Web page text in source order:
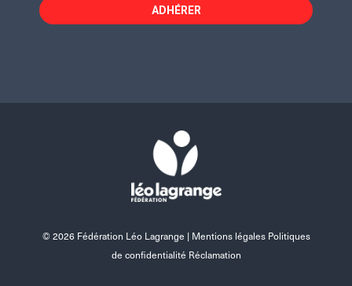
ADHÉRER
© 2026 Fédération Léo Lagrange | Mentions légales Politiques
de confidentialité Réclamation